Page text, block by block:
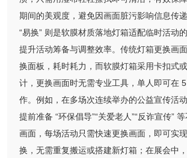
期间的美观度，避免因画面脏污影响信息传递
“易换” 则是软膜材质落地灯箱适配临时活动
提升活动筹备与调整效率。传统灯箱更换画
换面板，耗时耗力，而软膜灯箱采用卡扣式
计，更换画面时无需专业工具，单人即可在
作。例如，在多场次连续举办的公益宣传活
提前准备 “环保倡导”“关爱老人”“反诈宣传”
画面，每场活动只需快速更换画面，即可实
换，无需重复搬运或搭建新灯箱；在展会中